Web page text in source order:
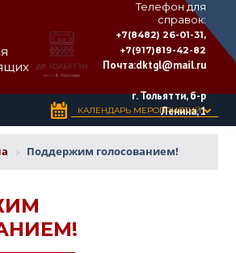
ДВОРЕЦ
КУЛЬТУРЫ
«ТОЛЬЯТТИ»
имени
Телефон для
справок:
+7(8482) 26-01-31,
+7(917)819-42-82
Почта:dktgl@mail.ru
г. Тольятти, б-р
Ленина, 1
КАЛЕНДАРЬ МЕРОПРИЯТИЙ
Поддержим голосованием!